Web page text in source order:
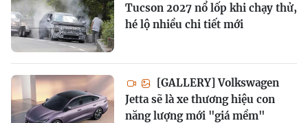
Tucson 2027 nổ lốp khi chạy thử,
hé lộ nhiều chi tiết mới
[GALLERY] Volkswagen
Jetta sẽ là xe thương hiệu con
năng lượng mới "giá mềm"